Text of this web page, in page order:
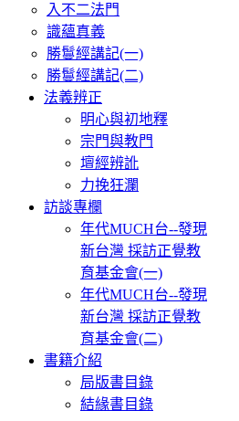
入不二法門
識蘊真義
勝鬘經講記(一)
勝鬘經講記(二)
法義辨正
明心與初地釋
宗門與教門
壇經辨訛
力挽狂瀾
訪談專欄
年代MUCH台--發現
新台灣 採訪正覺教
育基金會(一)
年代MUCH台--發現
新台灣 採訪正覺教
育基金會(二)
書籍介紹
局版書目錄
結緣書目錄